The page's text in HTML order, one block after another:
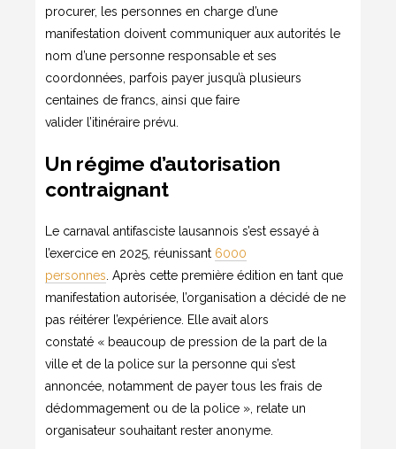
procurer, les personnes en charge d’une
manifestation doivent communiquer aux autorités le
nom d’une personne responsable et ses
coordonnées, parfois payer jusqu’à plusieurs
centaines de francs, ainsi que faire
valider l’itinéraire prévu.
Un régime d’autorisation
contraignant
Le carnaval antifasciste lausannois s’est essayé à
l’exercice en 2025, réunissant 6000
personnes. Après cette première édition en tant que
manifestation autorisée, l’organisation a décidé de ne
pas réitérer l’expérience. Elle avait alors
constaté « beaucoup de pression de la part de la
ville et de la police sur la personne qui s’est
annoncée, notamment de payer tous les frais de
dédommagement ou de la police », relate un
organisateur souhaitant rester anonyme.